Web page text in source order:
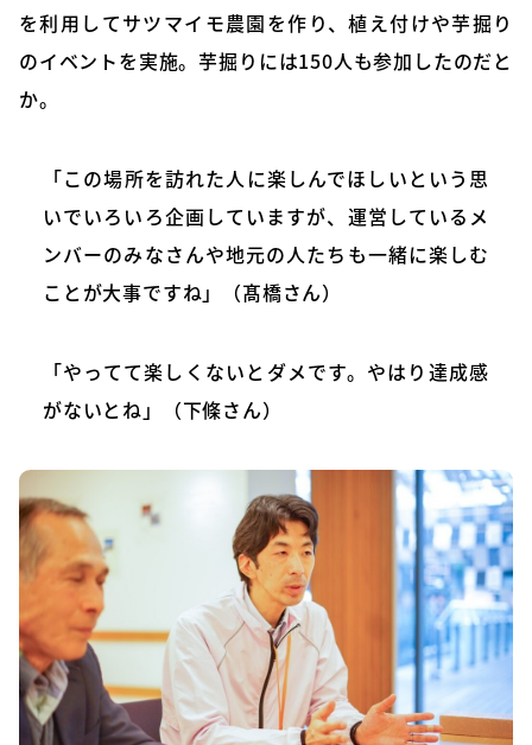
を利用してサツマイモ農園を作り、植え付けや芋掘り
のイベントを実施。芋掘りには150人も参加したのだと
か。
「この場所を訪れた人に楽しんでほしいという思
いでいろいろ企画していますが、運営しているメ
ンバーのみなさんや地元の人たちも一緒に楽しむ
ことが大事ですね」（髙橋さん）
「やってて楽しくないとダメです。やはり達成感
がないとね」（下條さん）